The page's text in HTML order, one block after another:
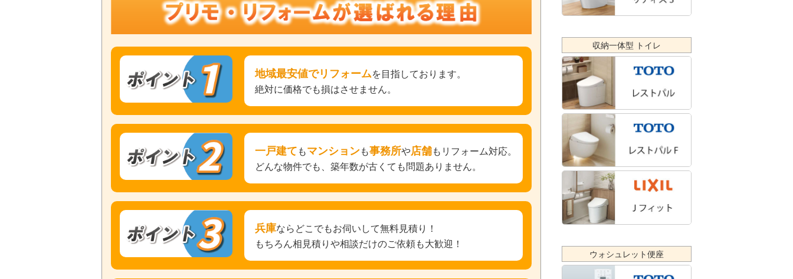
地域最安値でリフォームを目指しております。
絶対に価格でも損はさせません。
一戸建て もマンションも事務所や店舗もリフォーム対応。
どんな物件でも、築年数が古くても問題ありません。
兵庫ならどこでもお伺いして無料見積り！
もちろん相見積りや相談だけのご依頼も大歓迎！
収納一体型 トイレ
ウォシュレット便座